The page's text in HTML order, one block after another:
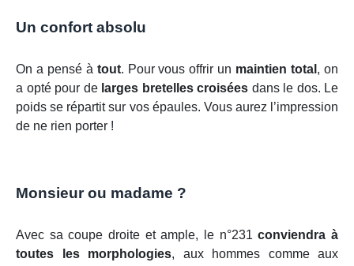
Un confort absolu
On a pensé à tout. Pour vous offrir un maintien total , on
a opté pour de larges bretelles croisées dans le dos. Le
poids se répartit sur vos épaules. Vous aurez l’impression
de ne rien porter !
Monsieur ou madame ?
Avec sa coupe droite et ample, le n°231conviendra à
toutes les morphologies, aux hommes comme aux